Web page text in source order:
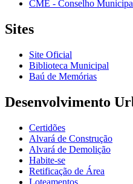
CME - Conselho
Sites
Site Oficial
Biblioteca Municipal
Baú de Memórias
Desenvolvimento
Certidões
Alvará de Construção
Alvará de Demolição
Habite-se
Retificação de Área
Loteamentos